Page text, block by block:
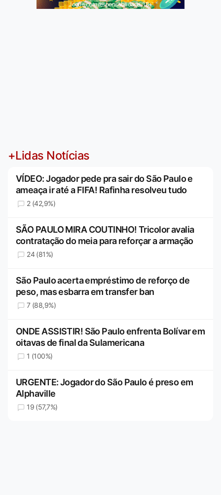
Jogue com responsabilidade. 18+
+Lidas Notícias
VÍDEO: Jogador pede pra sair do São Paulo e
ameaça ir até a FIFA! Rafinha resolveu tudo
2 (42,9%)
SÃO PAULO MIRA COUTINHO! Tricolor avalia
contratação do meia para reforçar a armação
24 (81%)
São Paulo acerta empréstimo de reforço de
peso, mas esbarra em transfer ban
7 (88,9%)
ONDE ASSISTIR! São Paulo enfrenta Bolívar em
oitavas de final da Sulamericana
1 (100%)
URGENTE: Jogador do São Paulo é preso em
Alphaville
19 (57,7%)